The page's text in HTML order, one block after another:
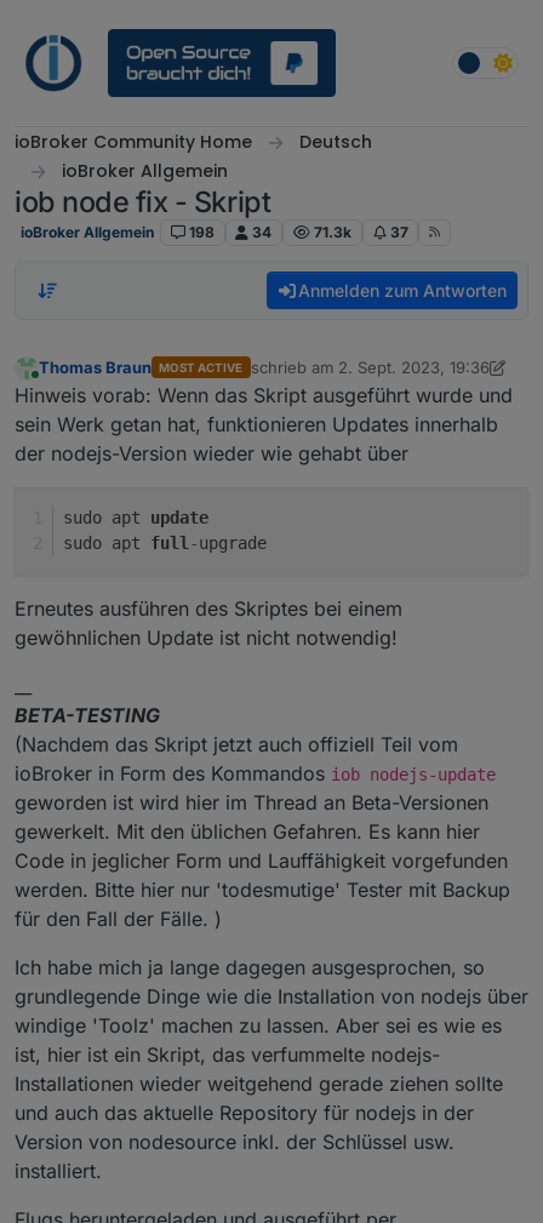
ioBroker Community Home
Deutsch
ioBroker Allgemein
iob node fix - Skript
ioBroker Allgemein 198 34 71.3k 37
Anmelden zum Antworten
Online
Thomas Braun MOST ACTIVE schrieb am 2. Sept. 2023, 19:36
zuletzt editiert von Thomas Braun
Hinweis vorab: Wenn das Skript ausgeführt wurde und
sein Werk getan hat, funktionieren Updates innerhalb
der nodejs-Version wieder wie gehabt über
sudo apt update
sudo apt full -upgrade
Erneutes ausführen des Skriptes bei einem
gewöhnlichen Update ist nicht notwendig!
BETA-TESTING
(Nachdem das Skript jetzt auch offiziell Teil vom
ioBroker in Form des Kommandos iob nodejs-update
geworden ist wird hier im Thread an Beta-Versionen
gewerkelt. Mit den üblichen Gefahren. Es kann hier
Code in jeglicher Form und Lauffähigkeit vorgefunden
werden. Bitte hier nur 'todesmutige' Tester mit Backup
für den Fall der Fälle. )
Ich habe mich ja lange dagegen ausgesprochen, so
grundlegende Dinge wie die Installation von nodejs über
windige 'Toolz' machen zu lassen. Aber sei es wie es
ist, hier ist ein Skript, das verfummelte nodejs-
Installationen wieder weitgehend gerade ziehen sollte
und auch das aktuelle Repository für nodejs in der
Version von nodesource inkl. der Schlüssel usw.
installiert.